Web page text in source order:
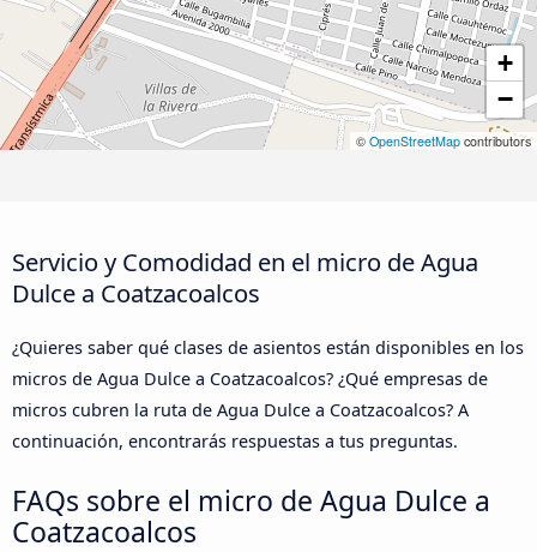
+
−
© OpenStreetMap contributors
Servicio y Comodidad en el micro de Agua
Dulce a Coatzacoalcos
¿Quieres saber qué clases de asientos están disponibles en los
micros de Agua Dulce a Coatzacoalcos? ¿Qué empresas de
micros cubren la ruta de Agua Dulce a Coatzacoalcos? A
continuación, encontrarás respuestas a tus preguntas.
FAQs sobre el micro de Agua Dulce a
Coatzacoalcos